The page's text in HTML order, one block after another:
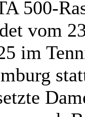
500-
vom
im